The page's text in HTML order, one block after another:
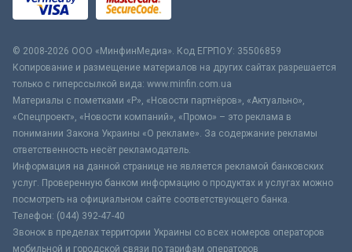
© 2008-2026 ООО «МинфинМедиа». Код ЕГРПОУ: 35506859
Копирование и размещение материалов на других сайтах разрешается
только с гиперссылкой вида: www.minfin.com.ua
Материалы с пометками «Р», «Новости партнёров», «Актуально»,
«Спецпроект», «Новости компаний», «Промо» – это реклама в
понимании Закона Украины «О рекламе». За содержание рекламы
ответственность несёт рекламодатель.
Информация на данной странице не является рекламой банковских
услуг. Проверенную банком информацию о продуктах и услугах можно
посмотреть на официальном сайте соответствующего банка.
Телефон: (044) 392-47-40
Звонок в пределах территории Украины со всех номеров операторов
мобильной и городской связи по тарифам операторов